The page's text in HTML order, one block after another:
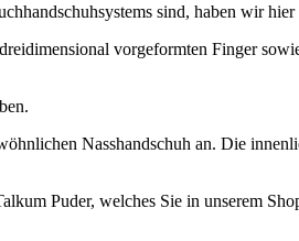
sind, haben wir
vorgeformten Finger
Nasshandschuh an. Die
Puder, welches Sie in unserem